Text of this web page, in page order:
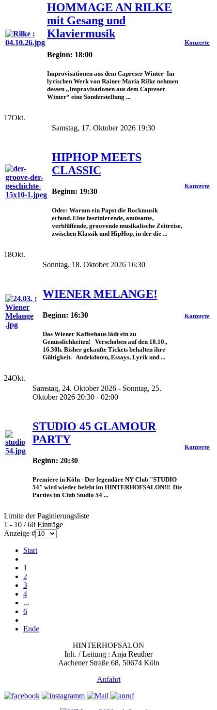
HOMMAGE AN RILKE
mit Gesang und
Klaviermusik
Beginn: 18:00
Improvisationen aus dem Capreser Winter Im
lyrischen Werk von Rainer Maria Rilke nehmen
dessen „Improvisationen aus dem Capreser
Winter“ eine Sonderstellung ...
Konzerte
17Okt.
Samstag, 17. Oktober 2026 19:30
HIPHOP MEETS
CLASSIC
Beginn: 19:30
Oder: Warum ein Papst die Rockmusik
erfand. Eine faszinierende, amüsante,
verblüffende, groovende musikalische Zeitreise,
zwischen Klassik und HipHop, in der die ...
Konzerte
18Okt.
Sonntag, 18. Oktober 2026 16:30
WIENER MELANGE!
Beginn: 16:30
Das Wiener Kaffeehaus lädt ein zu
Genüsslichkeiten! Verschoben auf den 18.10.,
16.30h. Bisher gekaufte Tickets behalten ihre
Gültigkeit. Andekdoten, Essays, Lyrik und ...
Konzerte
24Okt.
Samstag, 24. Oktober 2026 - Sonntag, 25.
Oktober 2026 20:30 - 02:00
STUDIO 45 GLAMOUR
PARTY
Beginn: 20:30
Premiere in Köln - Der legendäre NY Club "STUDIO
54" wird wieder belebt im HINTERHOFSALON!!! Die
Parties im Club Studio 54 ...
Konzerte
Limite der Paginierungsliste
1 - 10 / 60 Einträge
Anzeige #
Start
1
2
3
4
...
6
Ende
HINTERHOFSALON
Inh. / Leitung : Anja Reuther
Aachener Straße 68, 50674 Köln
Anfahrt